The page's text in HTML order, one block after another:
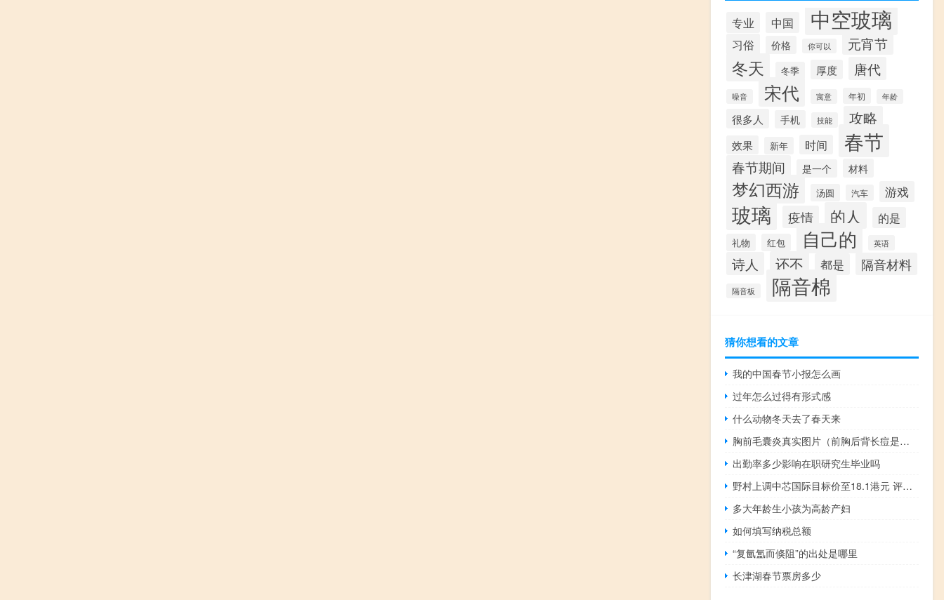
专业 中国 中空玻璃
习俗 价格 你可以 元宵节
冬天 冬季 厚度 唐代
噪音 宋代 寓意 年初 年龄
很多人 手机 技能 攻略
效果 新年 时间 春节
春节期间 是一个 材料
梦幻西游 汤圆 汽车 游戏
玻璃 疫情 的人 的是
礼物 红包 自己的 英语
诗人 还不 都是 隔音材料
隔音板 隔音棉
猜你想看的文章
我的中国春节小报怎么画
过年怎么过得有形式感
什么动物冬天去了春天来
胸前毛囊炎真实图片（前胸后背长痘是湿气重吗）
出勤率多少影响在职研究生毕业吗
野村上调中芯国际目标价至18.1港元 评级“中性”
多大年龄生小孩为高龄产妇
如何填写纳税总额
“复氤氲而倏阻”的出处是哪里
长津湖春节票房多少